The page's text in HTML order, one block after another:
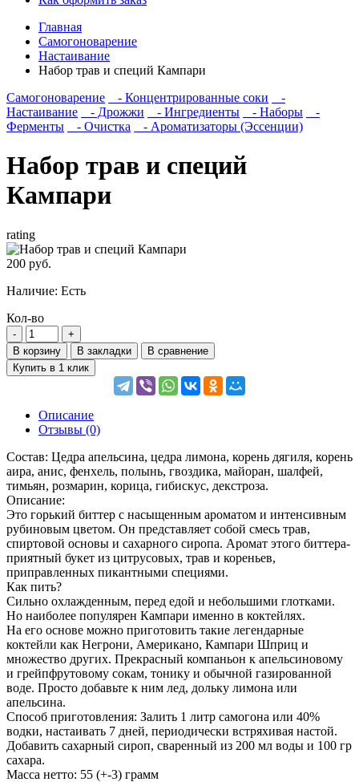
Главная
Самогоноварение
Настаивание
Набор трав и специй Кампари
Самогоноварение
- Концентрированные соки
-
Настаивание
- Дрожжи - Ингредиенты - Наборы
-
Ферменты
- Очистка - Ароматизаторы (Эссенции)
Набор трав и специй
Кампари
rating
200 руб.
Наличие: Есть
Кол-во
В корзину В закладки
В сравнение
Купить в 1 клик
Описание
Отзывы (0)
Состав: Цедра апельсина, цедра лимона, корень дягиля, корень
аира, анис, фенхель, полынь, гвоздика, майоран, шалфей,
тимьян, розмарин, корица, гибискус, декстроза.
Описание:
Это горький биттер с насыщенным ароматом и интенсивным
рубиновым цветом. Он представляет собой смесь трав,
спиртовой основы и сахарного сиропа. Аромат этого биттера-
приятный букет из цитрусовых, трав и кореньев,
приправленных пикантными специями.
Как пить?
Сильно охлажденным, перед едой и небольшими глотками.
Но наиболее популярен Кампари именно в коктейлях.
На его основе можно приготовить такие легендарные
коктейли как Негрони, Американо, Кампари Шприц и
множество других. Прекрасный компаньон к апельсиновому
и грейпфрутовому сокам, тонику и обычной газированной
воде. Просто добавьте к ним лед, дольку лимона или
апельсина.
Способ приготовления: Залить 1 литр самогона или 40%
водки, настаивать 7 дней, периодически встряхивая настой.
Добавить сахарный сироп, сваренный из 200 мл воды и 100 гр
сахара.
Масса нетто: 55 (+-3) грамм